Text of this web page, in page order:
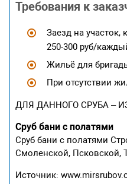
Требования к
Заезд на участок,
250-300 руб/
Жильё для
При отсутствии
ДЛЯ ДАННОГО СРУБА –
Сруб бани с полатями
Сруб бани с полатями
Смоленской, Псковской,
Источник: